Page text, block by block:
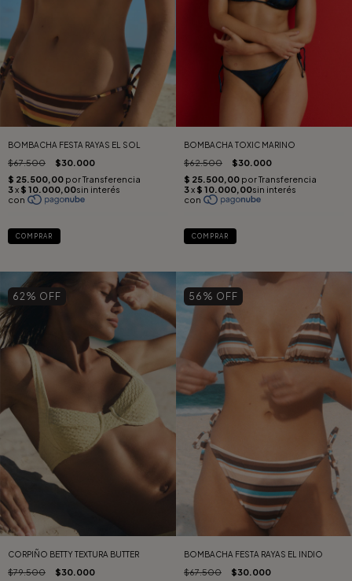
BOMBACHA FESTA RAYAS EL SOL
$67.500 $30.000
COMPRAR
BOMBACHA TOXIC MARINO
$62.500 $30.000
COMPRAR
62 % OFF
CORPIÑO BETTY TEXTURA BUTTER
$79.500 $30.000
56 % OFF
BOMBACHA FESTA RAYAS EL INDIO
$67.500 $30.000